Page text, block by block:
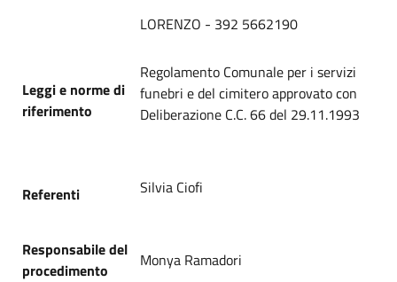
LORENZO - 392 5662190
Leggi e norme di
riferimento
Regolamento Comunale per i servizi
funebri e del cimitero approvato con
Deliberazione C.C. 66 del 29.11.1993
Referenti Silvia Ciofi
Responsabile del
procedimento
Monya Ramadori